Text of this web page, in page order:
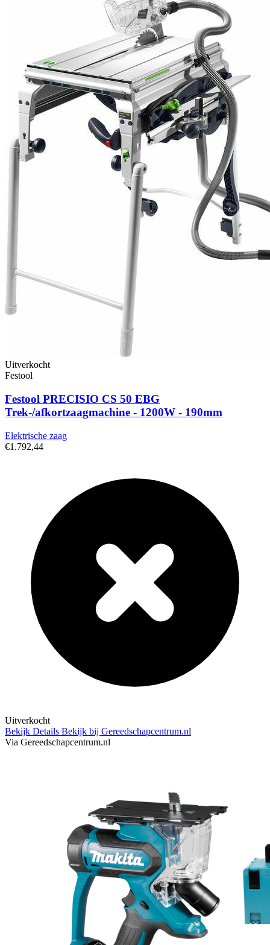
Uitverkocht
Festool
Festool PRECISIO CS 50 EBG
Trek-/afkortzaagmachine - 1200W - 190mm
Elektrische zaag
€1.792,44
Uitverkocht
Bekijk Details Bekijk bij Gereedschapcentrum.nl
Via Gereedschapcentrum.nl